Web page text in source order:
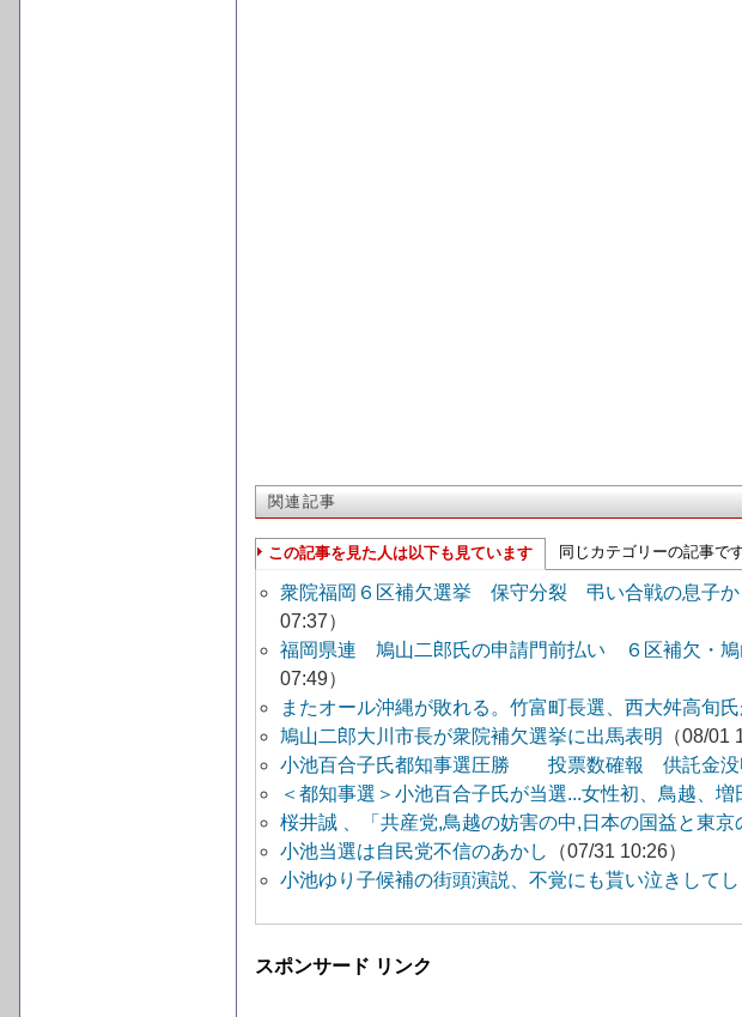
関連記事
この記事を見た人は以下も見ています 同じカテゴリーの記事です
衆院福岡６区補欠選挙 保守分裂 弔い合戦の息子
07:37）
福岡県連 鳩山二郎氏の申請門前払い ６区補欠・
07:49）
またオール沖縄が敗れる。竹富町長選、西大舛高旬氏
鳩山二郎大川市長が衆院補欠選挙に出馬表明
（08/01
小池百合子氏都知事選圧勝 投票数確報 供託金没
＜都知事選＞小池百合子氏が当選...女性初、鳥越、増
桜井誠 、「共産党,鳥越の妨害の中,日本の国益と東京
小池当選は自民党不信のあかし
（07/31 10:26）
小池ゆり子候補の街頭演説、不覚にも貰い泣きしてし
スポンサード リンク